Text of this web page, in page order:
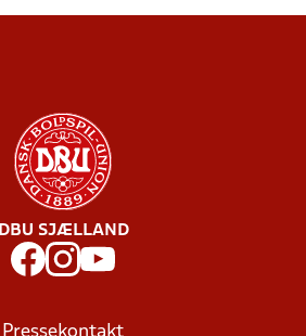
DBU SJÆLLAND
Pressekontakt